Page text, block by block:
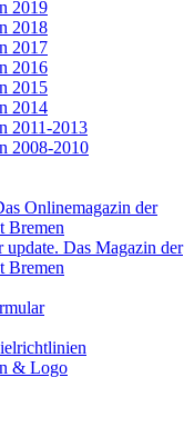
2019
2018
2017
2016
2015
2014
2011-2013
2008-2010
Onlinemagazin der
Bremen
update. Das Magazin der
Bremen
& Logo